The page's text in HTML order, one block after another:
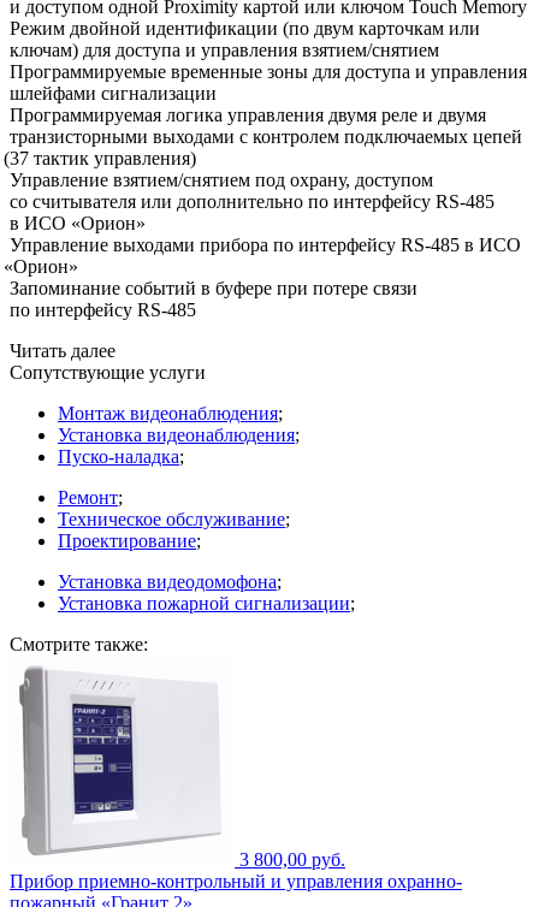
и доступом одной Proximity картой или ключом Touch Memory
Режим двойной идентификации (по двум карточкам или
ключам) для доступа и управления взятием/снятием
Программируемые временные зоны для доступа и управления
шлейфами сигнализации
Программируемая логика управления двумя реле и двумя
транзисторными выходами с контролем подключаемых цепей
(37 тактик управления)
Управление взятием/снятием под охрану, доступом
со считывателя или дополнительно по интерфейсу RS-485
в ИСО «Орион»
Управление выходами прибора по интерфейсу RS-485 в ИСО
«Орион»
Запоминание событий в буфере при потере связи
по интерфейсу RS-485
Читать далее
Сопутствующие услуги
Монтаж видеонаблюдения;
Установка видеонаблюдения;
Пуско-наладка;
Ремонт;
Техническое обслуживание;
Проектирование;
Установка видеодомофона;
Установка пожарной сигнализации;
Смотрите также:
3 800,00 руб.
Прибор приемно-контрольный и управления охранно-
пожарный «Гранит 2»